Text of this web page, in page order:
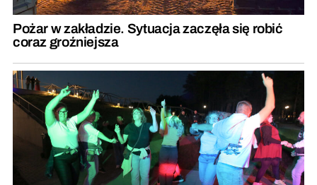
Pożar w zakładzie. Sytuacja zaczęła się robić
coraz groźniejsza